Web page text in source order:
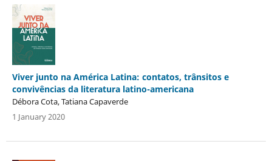
Viver junto na América Latina: contatos, trânsitos e
convivências da literatura latino-americana
Débora Cota, Tatiana Capaverde
1 January 2020